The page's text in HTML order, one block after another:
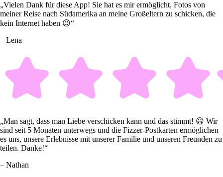
„Vielen Dank für diese App! Sie hat es mir ermöglicht, Fotos von
meiner Reise nach Südamerika an meine Großeltern zu schicken, die
kein Internet haben 😉“
– Lena
„Man sagt, dass man Liebe verschicken kann und das stimmt! 😃 Wir
sind seit 5 Monaten unterwegs und die Fizzer-Postkarten ermöglichen
es uns, unsere Erlebnisse mit unserer Familie und unseren Freunden zu
teilen. Danke!“
– Nathan